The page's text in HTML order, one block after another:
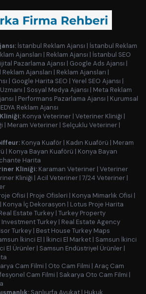
İstanbul Reklam Ajansı | İstanbul Reklam
Ajansları | Reklam Ajansı | İstanbul SEO
Pazarlama Ajansı | Google Ads Ajansı |
Ajansları | Reklam Ajansları |
| Google Harita SEO | Yerel SEO Ajansı |
| Sosyal Medya Ajansı | Meta Reklam
| Performans Pazarlama Ajansı | Kurumsal
Reklam Ajansı
Konya Veteriner | Veteriner Kliniği |
| Meram Veteriner | Selçuklu Veteriner |
Konya Kuaför | Kadın Kuaförü | Meram
| Konya Bayan Kuaförü | Konya Bayan
Harita
Kliniği: Karaman Veteriner | Veteriner
Kliniği | Acil Veteriner | 7/24 Veteriner |
Ofisi | Proje Ofisleri | Konya Mimarlık Ofisi |
| Konya İç Dekorasyon | Lotus Proje Harita
Estate Turkey | Turkey Property
Investment Turkey | Real Estate Agency
Turkey | Best House Turkey Maps
İkinci El | İkinci El Market | Samsun İkinci
El Ürünler | Samsun Endüstriyel Ürünler |
Cam Filmi | Oto Cam Filmi | Araç Cam
Cam Filmi | Sakarya Oto Cam Filmi |
Şanlıurfa Avukat | Hukuk